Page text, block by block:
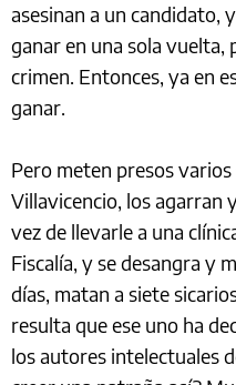
asesinan a un candidato,
ganar en una sola vuelta,
crimen. Entonces, ya en
ganar.
Pero meten presos
Villavicencio, los agarran
vez de llevarle a una
Fiscalía, y se desangra y
días, matan a siete
resulta que ese uno ha
los autores intelectuales